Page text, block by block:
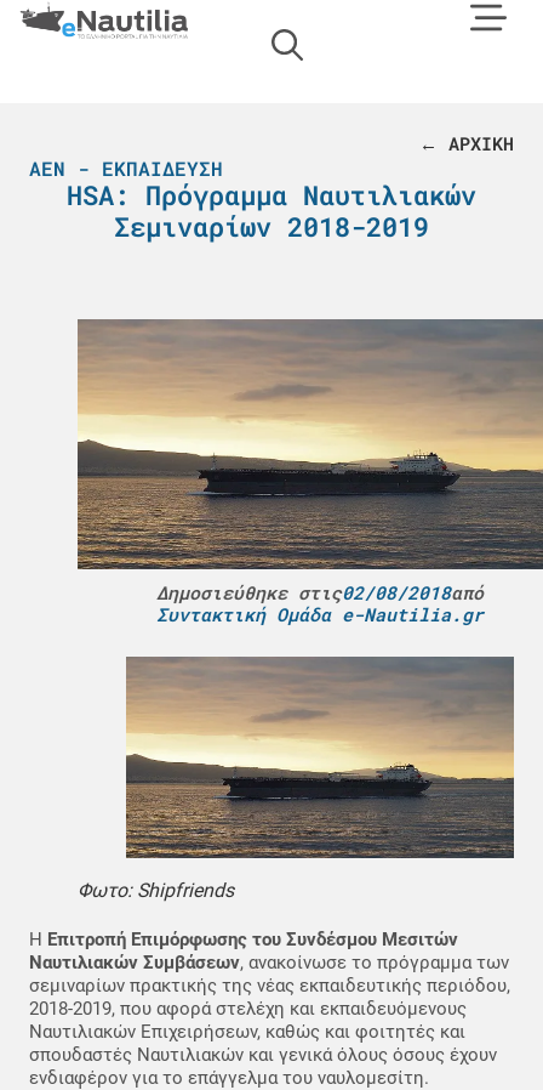
← ΑΡΧΙΚΗ
ΑΕΝ - ΕΚΠΑΊΔΕΥΣΗ
HSΑ: Πρόγραμμα Ναυτιλιακών
Σεμιναρίων 2018-2019
Δημοσιεύθηκε στις02/08/2018από
Συντακτική Ομάδα e-Nautilia.gr
Φωτο: Shipfriends
H Επιτροπή Επιμόρφωσης του Συνδέσμου Μεσιτών
Ναυτιλιακών Συμβάσεων, ανακοίνωσε το πρόγραμμα των
σεμιναρίων πρακτικής της νέας εκπαιδευτικής περιόδου,
2018-2019, που αφορά στελέχη και εκπαιδευόμενους
Ναυτιλιακών Επιχειρήσεων, καθώς και φοιτητές και
σπουδαστές Ναυτιλιακών και γενικά όλους όσους έχουν
ενδιαφέρον για το επάγγελμα του ναυλομεσίτη.